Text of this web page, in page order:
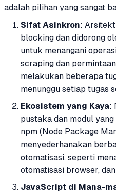
adalah pilihan yang sangat
Sifat Asinkron:
blocking dan didorong
untuk menangani
scraping dan
melakukan beberapa
menunggu setiap tugas
Ekosistem yang Kaya:
pustaka dan modul
npm (Node Package
menyederhanakan
otomatisasi, seperti
otomatisasi browser,
JavaScript di Mana-